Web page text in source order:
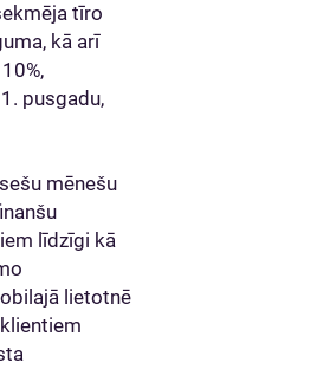
tīro
kā arī
pusgadu,
mēnešu
līdzīgi kā
lietotnē